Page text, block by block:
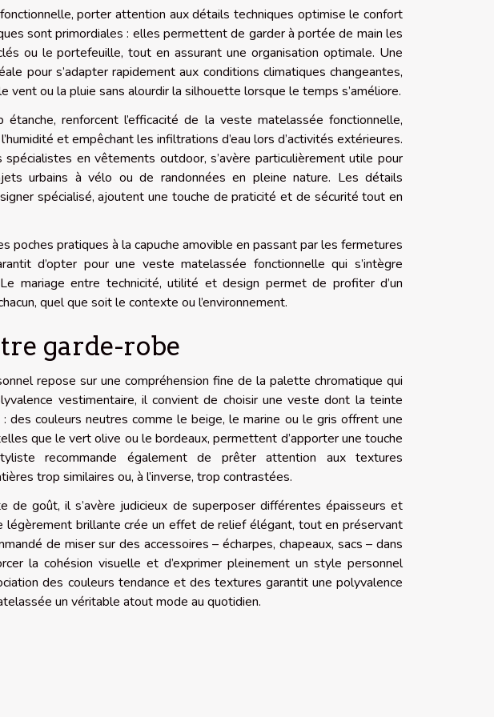
porter attention aux détails techniques optimise le confort
sont primordiales : elles permettent de garder à portée de main les
ou le portefeuille, tout en assurant une organisation optimale. Une
pour s’adapter rapidement aux conditions climatiques changeantes,
ou la pluie sans alourdir la silhouette lorsque le temps s’améliore.
renforcent l’efficacité de la veste matelassée fonctionnelle,
et empêchant les infiltrations d’eau lors d’activités extérieures.
en vêtements outdoor, s’avère particulièrement utile pour
urbains à vélo ou de randonnées en pleine nature. Les détails
spécialisé, ajoutent une touche de praticité et de sécurité tout en
poches pratiques à la capuche amovible en passant par les fermetures
d’opter pour une veste matelassée fonctionnelle qui s’intègre
mariage entre technicité, utilité et design permet de profiter d’un
quel que soit le contexte ou l’environnement.
garde-robe
repose sur une compréhension fine de la palette chromatique qui
vestimentaire, il convient de choisir une veste dont la teinte
des couleurs neutres comme le beige, le marine ou le gris offrent une
que le vert olive ou le bordeaux, permettent d’apporter une touche
recommande également de prêter attention aux textures
trop similaires ou, à l’inverse, trop contrastées.
de goût, il s’avère judicieux de superposer différentes épaisseurs et
légèrement brillante crée un effet de relief élégant, tout en préservant
de miser sur des accessoires – écharpes, chapeaux, sacs – dans
la cohésion visuelle et d’exprimer pleinement un style personnel
des couleurs tendance et des textures garantit une polyvalence
un véritable atout mode au quotidien.